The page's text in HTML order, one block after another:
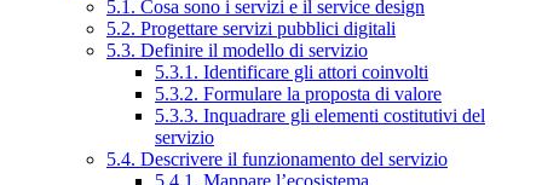
5.1. Cosa sono i servizi e il service design
5.2. Progettare servizi pubblici digitali
5.3. Definire il modello di servizio
5.3.1. Identificare gli attori coinvolti
5.3.2. Formulare la proposta di valore
5.3.3. Inquadrare gli elementi costitutivi del
servizio
5.4. Descrivere il funzionamento del servizio
5.4.1. Mappare l’ecosistema